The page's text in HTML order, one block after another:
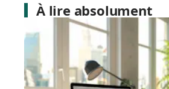
À lire absolument